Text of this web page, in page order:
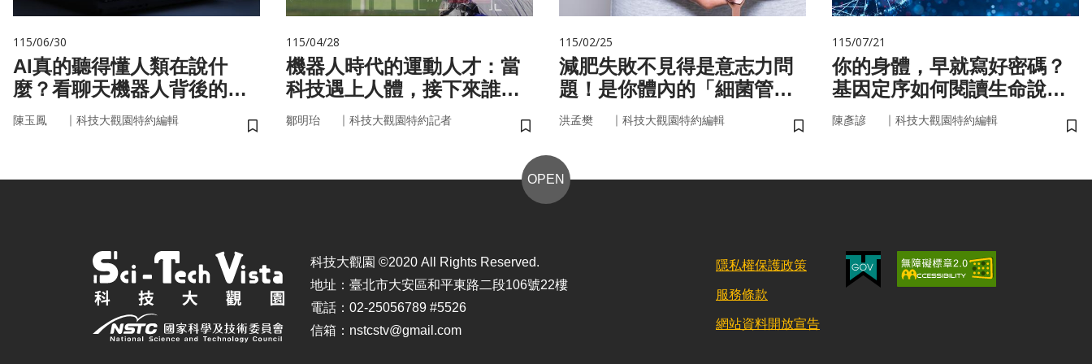
115/06/30
AI真的聽得懂人類在說什
麼？看聊天機器人背後的語
言科技
陳玉鳳 ｜ 科技大觀園特約編輯
儲存書籤
115/04/28
機器人時代的運動人才：當
科技遇上人體，接下來誰來
接手？
鄒明珆 ｜ 科技大觀園特約記者
儲存書籤
115/02/25
減肥失敗不見得是意志力問
題！是你體內的「細菌管
家」在幫你囤油
洪孟樊 ｜ 科技大觀園特約編輯
儲存書籤
115/07/21
你的身體，早就寫好密碼？
基因定序如何閱讀生命說明
書
陳彥諺 ｜ 科技大觀園特約編輯
儲
OPEN
科技大觀園 ©2020 All Rights Reserved.
地址：臺北市大安區和平東路二段106號22樓
電話：02-25056789 #5526
信箱：nstcstv@gmail.com
隱私權保護政策
服務條款
網站資料開放宣告